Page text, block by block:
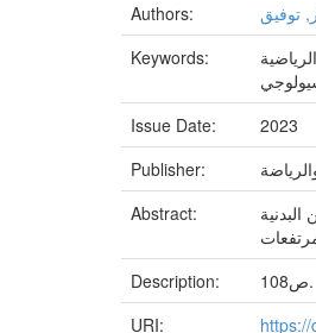
Authors:
توفيق
Keywords:
Issue Date:
2023
Publisher:
Abstract:
Description:
108ص.
URI: